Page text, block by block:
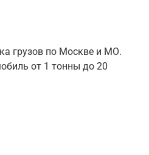
грузов по Москве и МО.
от 1 тонны до 20